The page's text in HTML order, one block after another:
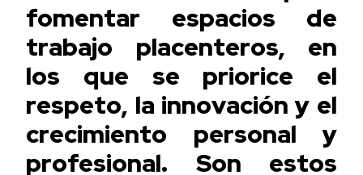
fomentar espacios de
trabajo placenteros, en
los que se priorice el
respeto, la innovación y el
crecimiento personal y
profesional. Son estos